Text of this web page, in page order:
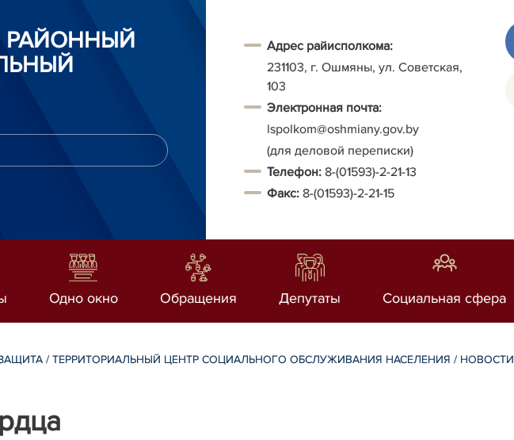
Адрес райисполкома:
231103, г. Ошмяны, ул. Советская,
103
Электронная почта:
Ispolkom@oshmiany.gov.by
(для деловой переписки)
Телефон: 8-(01593)-2-21-13
Факс: 8-(01593)-2-21-15
Одно окно Обращения Депутаты Социальная сфера
/ТЕРРИТОРИАЛЬНЫЙ ЦЕНТР СОЦИАЛЬНОГО ОБСЛУЖИВАНИЯ НАСЕЛЕНИЯ / НОВОСТИ